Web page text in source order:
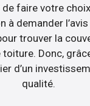
faire votre
à demander l’avis
trouver la
Donc,
d’un
qualité.